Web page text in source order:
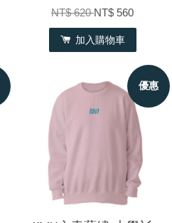
NT$ 620NT$ 560
加入購物車
優惠